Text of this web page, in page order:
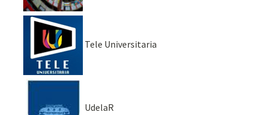
Tele Universitaria
UdelaR